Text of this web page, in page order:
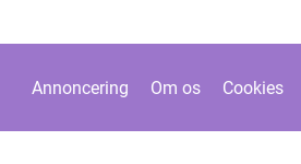
Annoncering Om os Cookies